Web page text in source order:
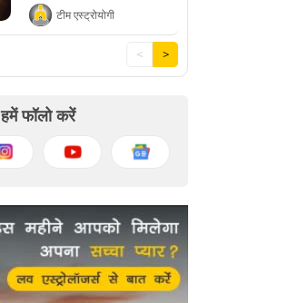
टीम एस्ट्रोयोगी
< >
हमें फॉलो करें